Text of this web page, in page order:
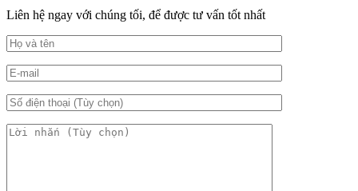
Liên hệ ngay với chúng tối, để được tư vấn tốt nhất